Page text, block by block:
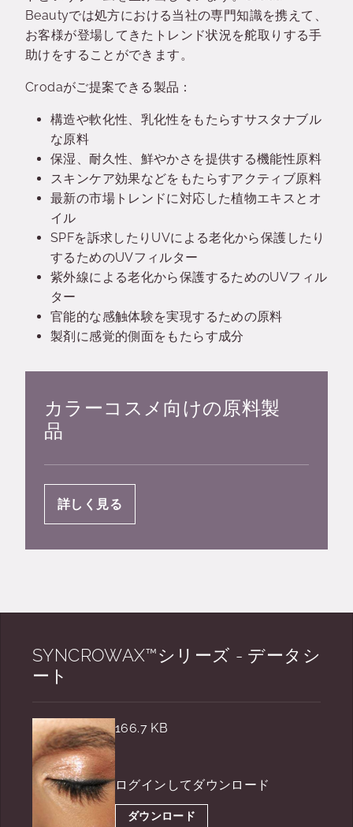
Beautyでは処方における当社の専門知識を携えて、
お客様が登場してきたトレンド状況を舵取りする手
助けをすることができます。
Crodaがご提案できる製品：
構造や軟化性、乳化性をもたらすサスタナブル
な原料
保湿、耐久性、鮮やかさを提供する機能性原料
スキンケア効果などをもたらすアクティブ原料
最新の市場トレンドに対応した植物エキスとオ
イル
SPFを訴求したりUVによる老化から保護したり
するためのUVフィルター
紫外線による老化から保護するためのUVフィル
ター
官能的な感触体験を実現するための原料
製剤に感覚的側面をもたらす成分
カラーコスメ向けの原料製
品
詳しく見る
SYNCROWAX™シリーズ - データシ
ート
166.7 KB
ログインしてダウンロード
ダウンロード